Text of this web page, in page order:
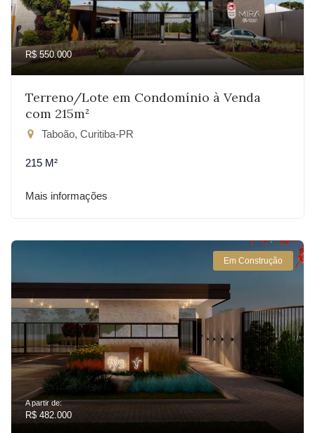
R$ 550.000
Terreno/Lote em Condomínio à Venda
com 215m²
Taboão, Curitiba-PR
215 M²
Mais informações
Em Construção
A partir de:
R$ 482.000